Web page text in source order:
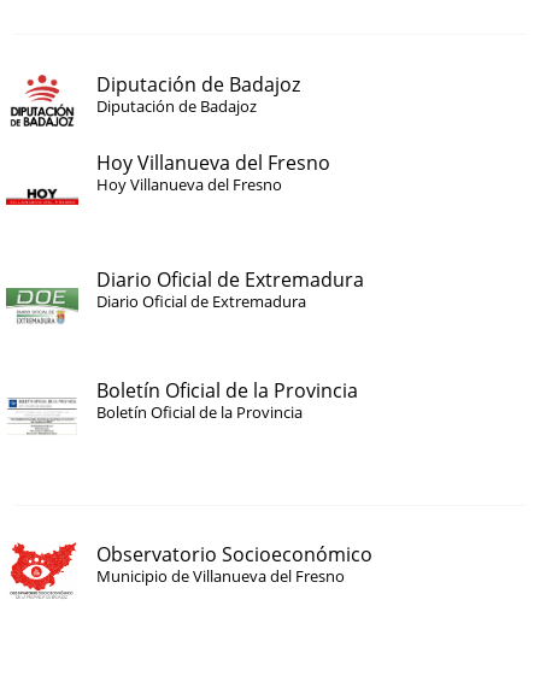
Diputación de Badajoz
Diputación de Badajoz
Hoy Villanueva del Fresno
Hoy Villanueva del Fresno
Diario Oficial de Extremadura
Diario Oficial de Extremadura
Boletín Oficial de la Provincia
Boletín Oficial de la Provincia
Observatorio Socioeconómico
Municipio de Villanueva del Fresno